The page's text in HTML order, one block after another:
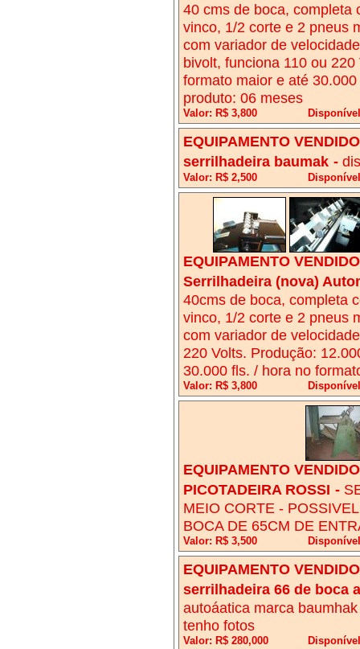
40 cms de boca, completa
vinco, 1/2 corte e 2 pneus
com variador de
bivolt, funciona 110 ou
formato maior e até
produto: 06 meses
Valor: R$ 3,800
EQUIPAMENTO
serrilhadeira baumak -
Valor: R$ 2,500
EQUIPAMENTO
Serrilhadeira (nova)
40cms de boca, completa
vinco, 1/2 corte e 2 pneus
com variador de
220 Volts. Produção:
30.000 fls. / hora no
Valor: R$ 3,800
EQUIPAMENTO
PICOTADEIRA ROSSI -
MEIO CORTE -
BOCA DE 65CM DE
Valor: R$ 3,500
EQUIPAMENTO
serrilhadeira 66 de boca
autoáatica marca
tenho fotos
Valor: R$ 280,000